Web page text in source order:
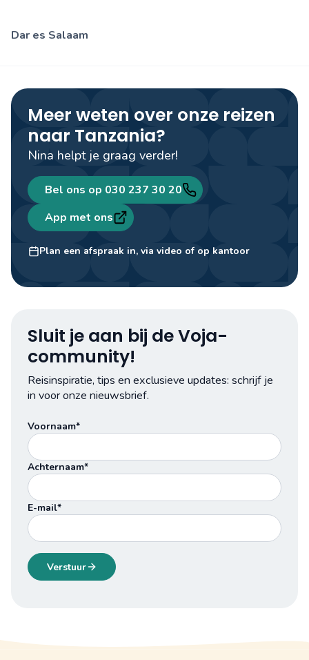
Dar es Salaam
Meer weten over onze reizen
naar Tanzania?
Nina helpt je graag verder!
Bel ons op 030 237 30 20
App met ons
Plan een afspraak in, via video of op kantoor
Nina Bleumer
Lead digital & innovation
Sluit je aan bij de Voja-
community!
Reisinspiratie, tips en exclusieve updates: schrijf je
in voor onze nieuwsbrief.
Voornaam*
Achternaam*
E-mail*
Verstuur